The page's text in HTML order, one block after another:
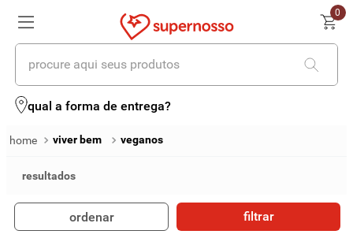
0
procure aqui seus produtos
qual a forma de entrega?
viver bem veganos
ordenar filtrar
termos mais buscados
4º iogurte